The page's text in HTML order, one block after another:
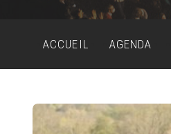
ACCUEIL AGENDA